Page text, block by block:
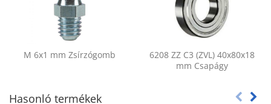
M 6x1 mm Zsírzógomb
6208 ZZ C3 (ZVL) 40x80x18
mm Csapágy
Hasonló termékek